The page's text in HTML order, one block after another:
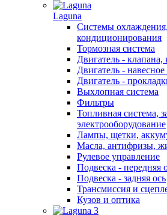
Laguna
Системы
кондиционирования
Тормозная система
Двигатель -
Двигатель -
Двигатель -
Выхлопная система
Фильтры
Топливная система,
электрооборудование
Лампы, щетки,
Масла, антифризы,
Рулевое управление
Подвеска - передняя
Подвеска - задняя ось
Трансмиссия и
Кузов и оптика